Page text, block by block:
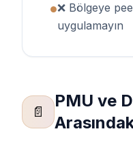
●❌ Bölgeye
uygulamayın
📄
PMU ve